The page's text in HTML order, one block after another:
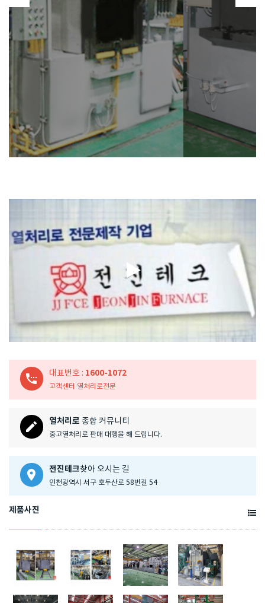
settings_phone 대표번호 : 1600-1072
고객센터 열처리로전문
create 열처리로 종합 커뮤니티
중고열처리로 판매 대행을 해 드립니다.
location_on 전진테크찾아 오시는 길
인천광역시 서구 호두산로 58번길 54
제품사진